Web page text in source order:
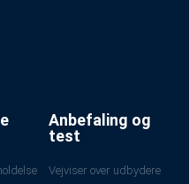
Anbefaling og
test
Vejviser over udbydere